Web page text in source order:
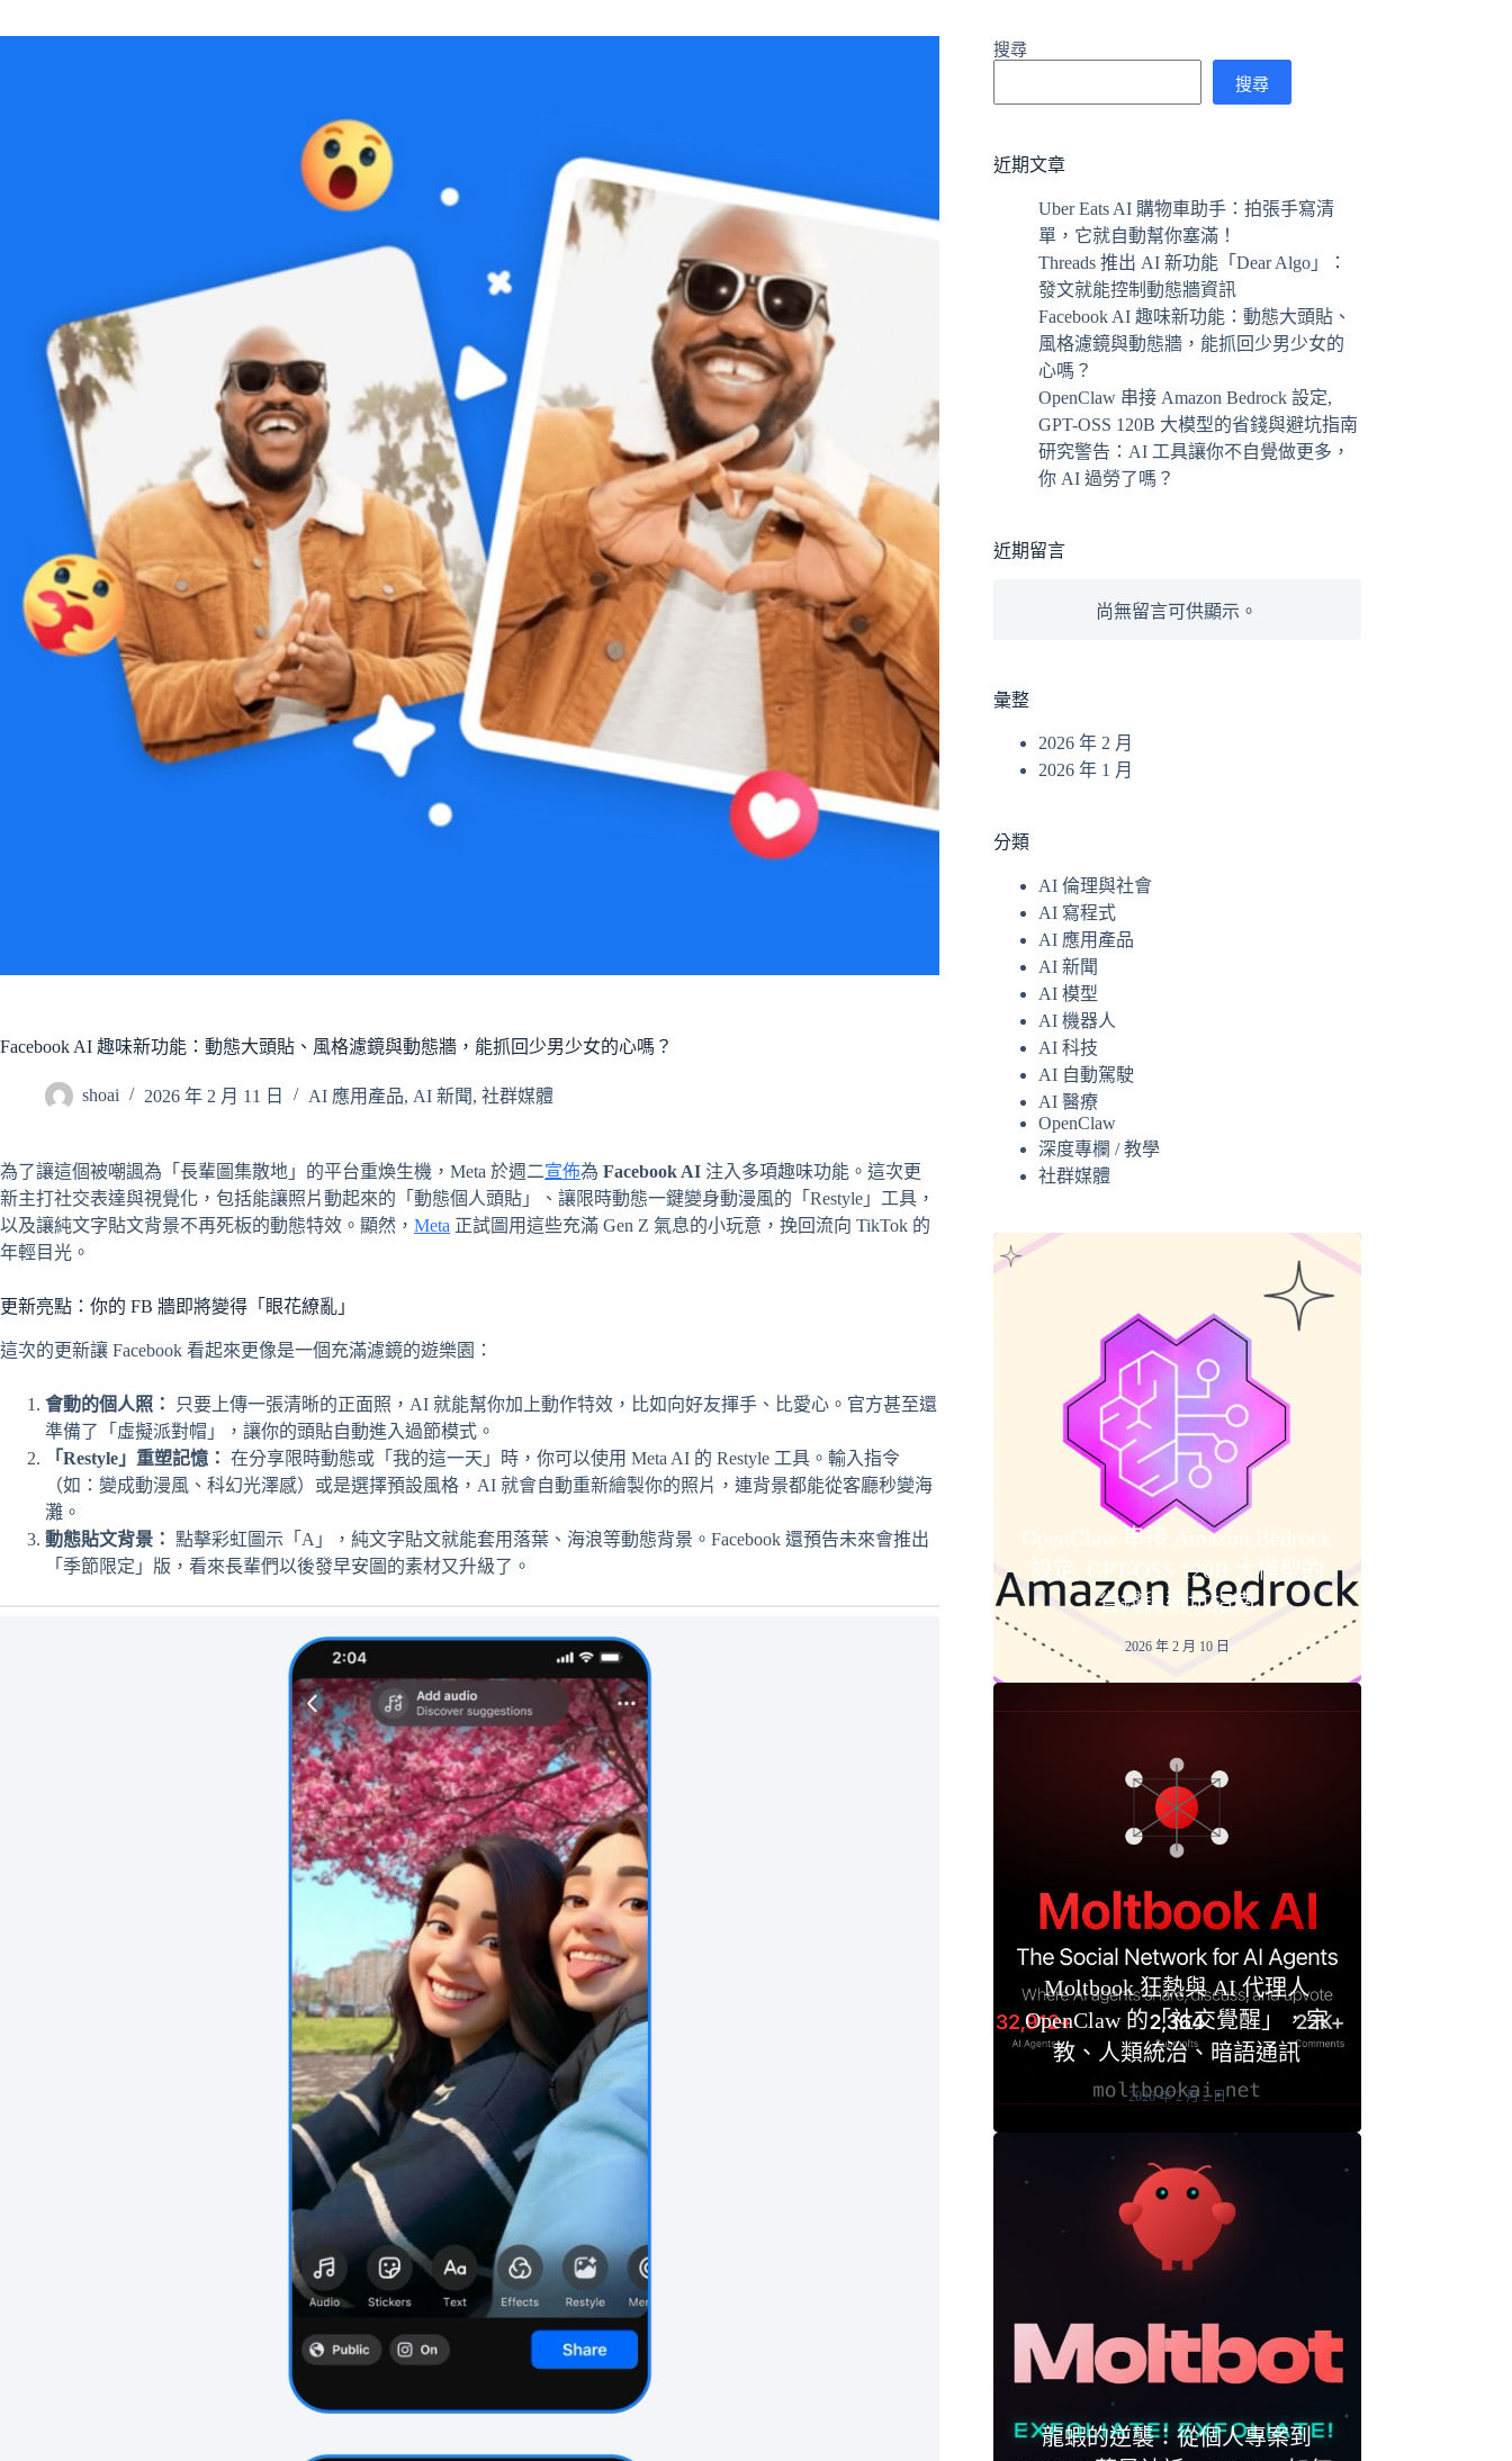
Facebook AI 趣味新功能：動態大頭貼、風格濾鏡與動態牆，能抓回少男少女的心嗎？
shoai 2026 年 2 月 11 日 AI 應用產品, AI 新聞, 社群媒體
為了讓這個被嘲諷為「長輩圖集散地」的平台重煥生機，Meta 於週二宣佈為 Facebook AI 注入多項趣味功能。這次更
新主打社交表達與視覺化，包括能讓照片動起來的「動態個人頭貼」、讓限時動態一鍵變身動漫風的「Restyle」工具，
以及讓純文字貼文背景不再死板的動態特效。顯然， Meta 正試圖用這些充滿 Gen Z 氣息的小玩意，挽回流向 TikTok 的
年輕目光。
更新亮點：你的 FB 牆即將變得「眼花繚亂」
這次的更新讓 Facebook 看起來更像是一個充滿濾鏡的遊樂園：
會動的個人照：
只要上傳一張清晰的正面照，AI 就能幫你加上動作特效，比如向好友揮手、比愛心。官方甚至還
準備了「虛擬派對帽」，讓你的頭貼自動進入過節模式。
「Restyle」重塑記憶： 在分享限時動態或「我的這一天」時，你可以使用 Meta AI 的 Restyle 工具。輸入指令
（如：變成動漫風、科幻光澤感）或是選擇預設風格，AI 就會自動重新繪製你的照片，連背景都能從客廳秒變海
灘。
動態貼文背景： 點擊彩虹圖示「A」，純文字貼文就能套用落葉、海浪等動態背景。Facebook 還預告未來會推出
「季節限定」版，看來長輩們以後發早安圖的素材又升級了。
搜尋
搜尋
近期文章
Uber Eats AI 購物車助手：拍張手寫清
單，它就自動幫你塞滿！
Threads 推出 AI 新功能「Dear Algo」：
發文就能控制動態牆資訊
Facebook AI 趣味新功能：動態大頭貼、
風格濾鏡與動態牆，能抓回少男少女的
心嗎？
OpenClaw 串接 Amazon Bedrock 設定,
GPT-OSS 120B 大模型的省錢與避坑指南
研究警告：AI 工具讓你不自覺做更多，
你 AI 過勞了嗎？
近期留言
尚無留言可供顯示。
彙整
2026 年 2 月
2026 年 1 月
分類
AI 倫理與社會
AI 寫程式
AI 應用產品
AI 新聞
AI 模型
AI 機器人
AI 科技
AI 自動駕駛
AI 醫療
OpenClaw
深度專欄 / 教學
社群媒體
OpenClaw 串接 Amazon Bedrock
設定, GPT-OSS 120B 大模型的
省錢與避坑指南
2026 年 2 月 10 日
Moltbook 狂熱與 AI 代理人
OpenClaw 的「社交覺醒」，宗
教、人類統治、暗語通訊
2026 年 2 月 2 日
龍蝦的逆襲：從個人專案到